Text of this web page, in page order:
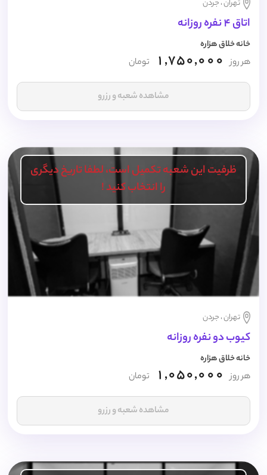
تهران ، جردن
اتاق 4 نفره روزانه
خانه خلاق هزاره
هر روز 1,750,000 تومان
مشاهده شعبه و رزرو
ظرفیت این شعبه تکمیل است، لطفا تاریخ دیگری
را انتخاب کنید !
تهران ، جردن
کیوب دو نفره روزانه
خانه خلاق هزاره
هر روز 1,050,000 تومان
مشاهده شعبه و رزرو